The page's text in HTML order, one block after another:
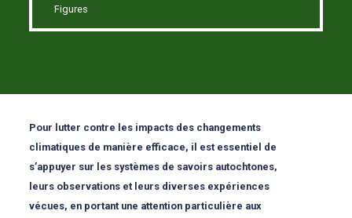
Figures
Pour lutter contre les impacts des changements
climatiques de manière efficace, il est essentiel de
s’appuyer sur les systèmes de savoirs autochtones,
leurs observations et leurs diverses expériences
vécues, en portant une attention particulière aux